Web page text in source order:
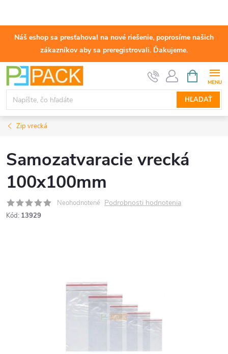
Náš eshop sa presťahoval na nové riešenie, poprosíme našich
zákazníkov aby sa preregistrovali. Ďakujeme.
Prejsť
obsah
HĽADAŤ
KOŠÍK
Zip vrecká
Samozatvaracie vrecká
100x100mm
Neohodnotené Podrobnosti hodnotenia
Kód: 13929